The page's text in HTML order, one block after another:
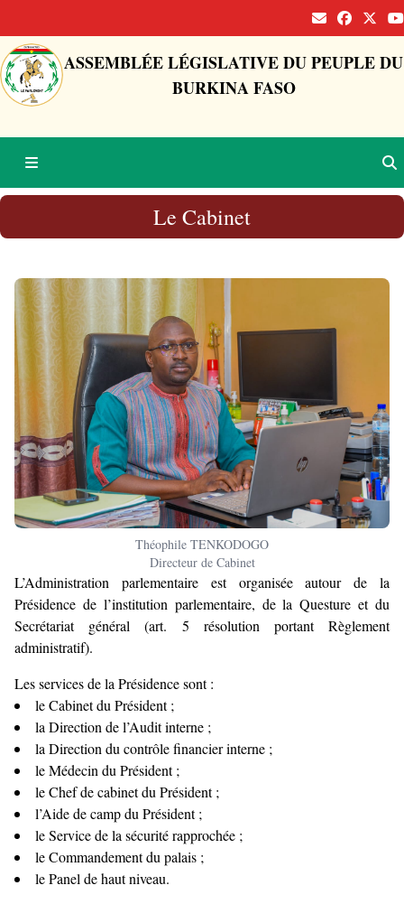
ASSEMBLÉE LÉGISLATIVE DU PEUPLE DU
BURKINA FASO
Le Cabinet
Théophile TENKODOGO
Directeur de Cabinet
L’Administration parlementaire est organisée autour de la
Présidence de l’institution parlementaire, de la Questure et du
Secrétariat général (art. 5 résolution portant Règlement
administratif).
Les services de la Présidence sont :
le Cabinet du Président ;
la Direction de l’Audit interne ;
la Direction du contrôle financier interne ;
le Médecin du Président ;
le Chef de cabinet du Président ;
l’Aide de camp du Président ;
le Service de la sécurité rapprochée ;
le Commandement du palais ;
le Panel de haut niveau.